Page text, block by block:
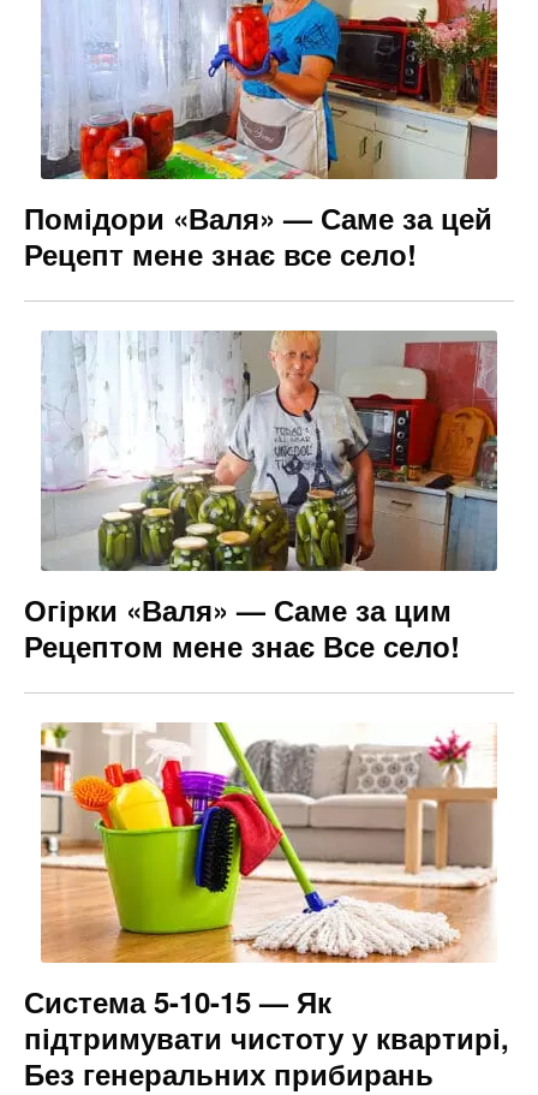
Помідори «Валя» — Саме за цей
Рецепт мене знає все село!
Огірки «Валя» — Саме за цим
Рецептом мене знає Все село!
Система 5-10-15 — Як
підтримувати чистоту у квартирі,
Без генеральних прибирань